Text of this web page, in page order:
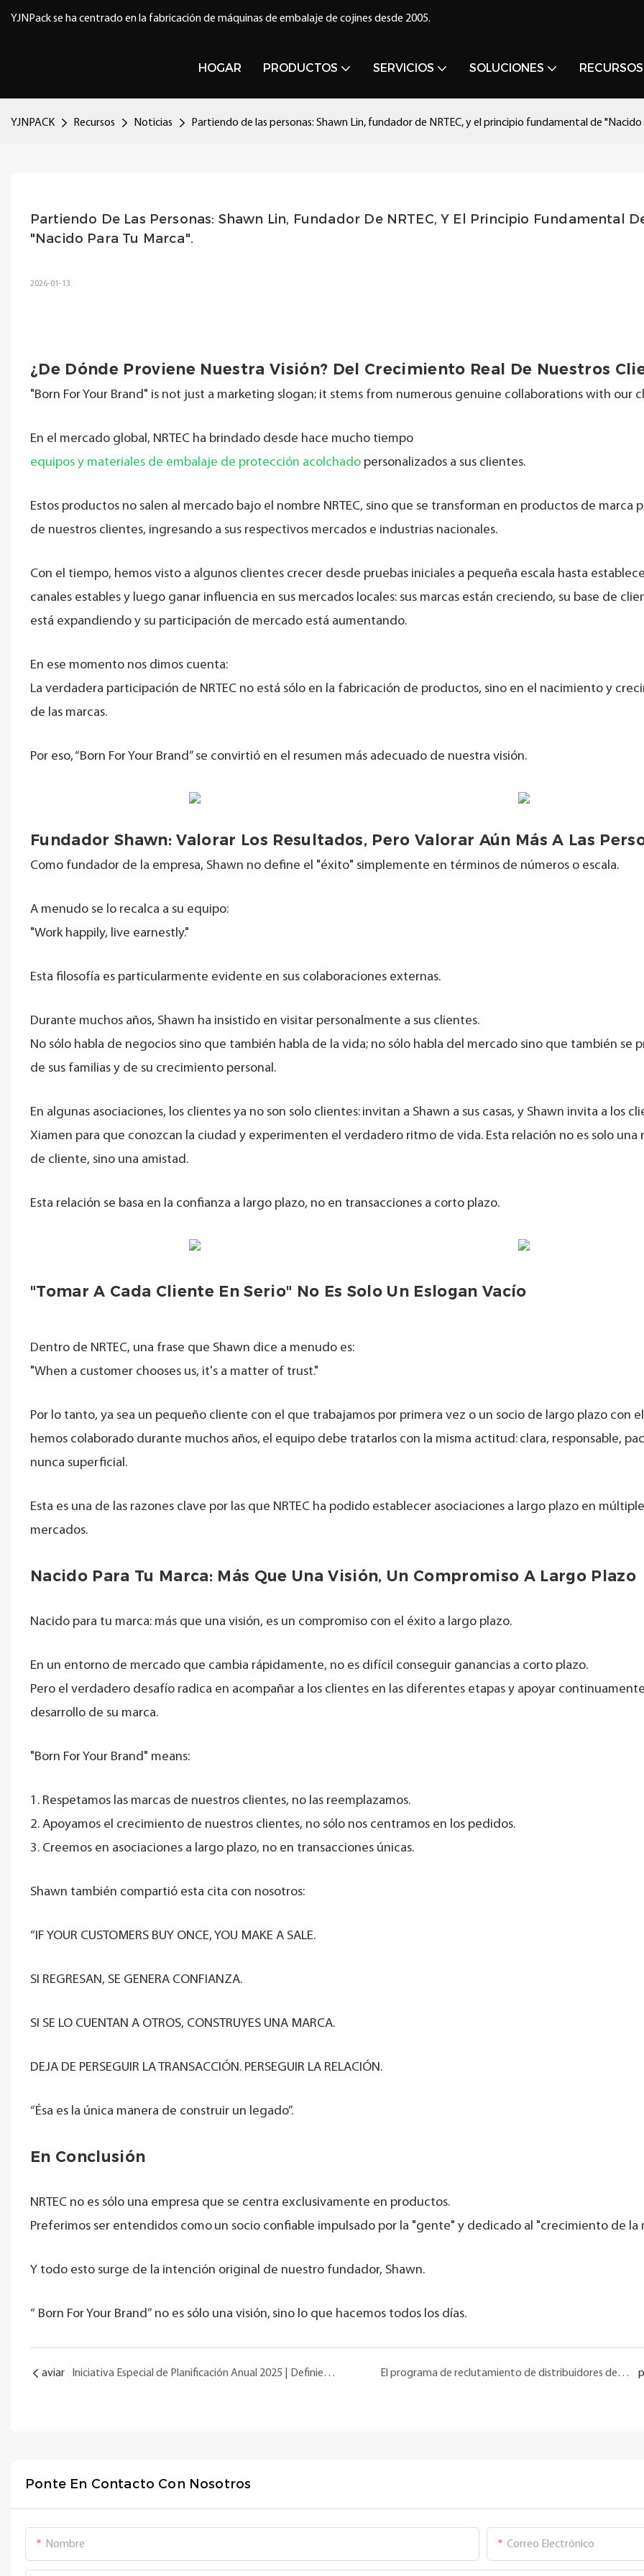
YJNPack se ha centrado en la fabricación de máquinas de embalaje de cojines desde 2005.
HOGAR PRODUCTOS SERVICIOS SOLUCIONES RECURSOS
YJNPACK Recursos Noticias Partiendo de las personas: Shawn Lin, fundador de NRTEC, y el principio fundamental de
Partiendo De Las Personas: Shawn Lin, Fundador De NRTEC, Y El Principio Fundamental
"Nacido Para Tu Marca".
2026-01-13
¿De Dónde Proviene Nuestra Visión? Del Crecimiento Real De Nuestros
"Born For Your Brand" is not just a marketing slogan; it stems from numerous genuine collaborations with our
En el mercado global, NRTEC ha brindado desde hace mucho tiempo
equipos y materiales de embalaje de protección acolchadopersonalizados a sus clientes.
Estos productos no salen al mercado bajo el nombre NRTEC, sino que se transforman en productos de marca
de nuestros clientes, ingresando a sus respectivos mercados e industrias nacionales.
Con el tiempo, hemos visto a algunos clientes crecer desde pruebas iniciales a pequeña escala hasta
canales estables y luego ganar influencia en sus mercados locales: sus marcas están creciendo, su base de
está expandiendo y su participación de mercado está aumentando.
En ese momento nos dimos cuenta:
La verdadera participación de NRTEC no está sólo en la fabricación de productos, sino en el nacimiento y
de las marcas.
Por eso, “Born For Your Brand” se convirtió en el resumen más adecuado de nuestra visión.
Fundador Shawn: Valorar Los Resultados, Pero Valorar Aún Más A Las
Como fundador de la empresa, Shawn no define el "éxito" simplemente en términos de números o escala.
A menudo se lo recalca a su equipo:
"Work happily, live earnestly."
Esta filosofía es particularmente evidente en sus colaboraciones externas.
Durante muchos años, Shawn ha insistido en visitar personalmente a sus clientes.
No sólo habla de negocios sino que también habla de la vida; no sólo habla del mercado sino que también se
de sus familias y de su crecimiento personal.
En algunas asociaciones, los clientes ya no son solo clientes: invitan a Shawn a sus casas, y Shawn invita a los
Xiamen para que conozcan la ciudad y experimenten el verdadero ritmo de vida. Esta relación no es solo una
de cliente, sino una amistad.
Esta relación se basa en la confianza a largo plazo, no en transacciones a corto plazo.
"Tomar A Cada Cliente En Serio" No Es Solo Un Eslogan Vacío
Dentro de NRTEC, una frase que Shawn dice a menudo es:
"When a customer chooses us, it's a matter of trust."
Por lo tanto, ya sea un pequeño cliente con el que trabajamos por primera vez o un socio de largo plazo con
hemos colaborado durante muchos años, el equipo debe tratarlos con la misma actitud: clara, responsable,
nunca superficial.
Esta es una de las razones clave por las que NRTEC ha podido establecer asociaciones a largo plazo en
mercados.
Nacido Para Tu Marca: Más Que Una Visión, Un Compromiso A Largo Plazo
Nacido para tu marca: más que una visión, es un compromiso con el éxito a largo plazo.
En un entorno de mercado que cambia rápidamente, no es difícil conseguir ganancias a corto plazo.
Pero el verdadero desafío radica en acompañar a los clientes en las diferentes etapas y apoyar
desarrollo de su marca.
"Born For Your Brand" means:
1. Respetamos las marcas de nuestros clientes, no las reemplazamos.
2. Apoyamos el crecimiento de nuestros clientes, no sólo nos centramos en los pedidos.
3. Creemos en asociaciones a largo plazo, no en transacciones únicas.
Shawn también compartió esta cita con nosotros:
“IF YOUR CUSTOMERS BUY ONCE, YOU MAKE A SALE.
SI REGRESAN, SE GENERA CONFIANZA.
SI SE LO CUENTAN A OTROS, CONSTRUYES UNA MARCA.
DEJA DE PERSEGUIR LA TRANSACCIÓN. PERSEGUIR LA RELACIÓN.
“Ésa es la única manera de construir un legado”.
En Conclusión
NRTEC no es sólo una empresa que se centra exclusivamente en productos.
Preferimos ser entendidos como un socio confiable impulsado por la "gente" y dedicado al "crecimiento de la
Y todo esto surge de la intención original de nuestro fundador, Shawn.
“ Born For Your Brand” no es sólo una visión, sino lo que hacemos todos los días.
aviar Iniciativa Especial de Planificación Anual 2025 | Definiendo nuestra cultura de equipo a través de un desafío real en la isla de Gulangyu El programa de reclutamiento de distribuidores de NRTEC para 2026 se lanzó oficialmente
Ponte En Contacto Con Nosotros
Nombre Correo Electrónico